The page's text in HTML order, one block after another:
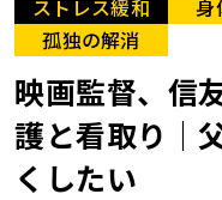
ストレス緩和 身
孤独の解消
映画監督、信
護と看取り｜
くしたい